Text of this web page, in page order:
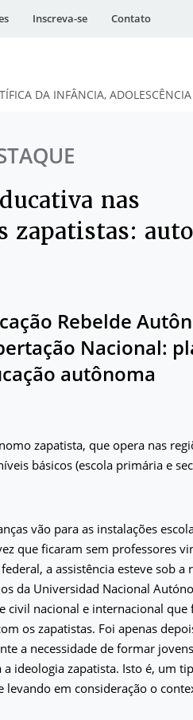
Inscreva-se Contato
DA INFÂNCIA,
nas
zapatistas:
Rebelde
Nacional:
autônoma
zapatista, que opera nas
básicos (escola primária e
vão para as instalações
que ficaram sem professores
federal, a assistência esteve sob
da Universidad Nacional
civil nacional e internacional
os zapatistas. Foi apenas
a necessidade de formar
ideologia zapatista. Isto é, um
levando em consideração o